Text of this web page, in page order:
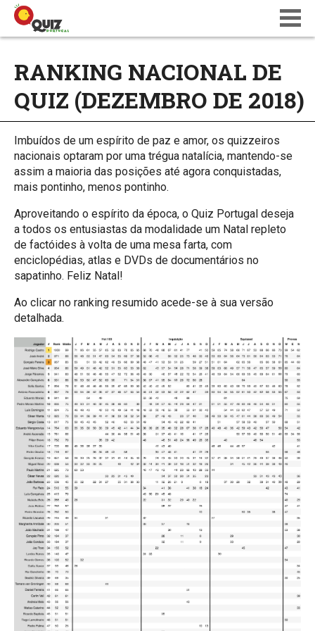
CALENDÁRIO
ONDE JOGAR
QUIZ NATIONS PT 18
RANKING NACIONAL DE
QUIZ (DEZEMBRO DE 2018)
Imbuídos de um espírito de paz e amor, os quizzeiros
nacionais optaram por uma trégua natalícia, mantendo-se
assim a maioria das posições até agora conquistadas,
mais pontinho, menos pontinho.
Aproveitando o espírito da época, o Quiz Portugal deseja
a todos os entusiastas da modalidade um Natal repleto
de factóides à volta de uma mesa farta, com
enciclopédias, atlas e DVDs de documentários no
sapatinho. Feliz Natal!
Ao clicar no ranking resumido acede-se à sua versão
detalhada.